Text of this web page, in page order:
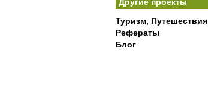
Туризм, Путешествия
Рефераты
Блог